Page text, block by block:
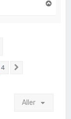
4
Aller